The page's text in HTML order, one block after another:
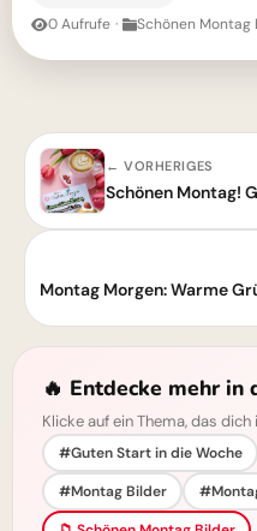
0 Aufrufe · Schönen Montag
← VORHERIGES
Schönen Montag!
🔥 Entdecke mehr in
Klicke auf ein Thema, das
#Guten Start in die Woche
#Montag Bilder